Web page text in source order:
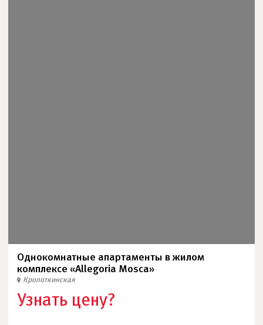
Однокомнатные апартаменты в жилом
комплексе «Allegoria Mosca»
Кропоткинская
Узнать цену?